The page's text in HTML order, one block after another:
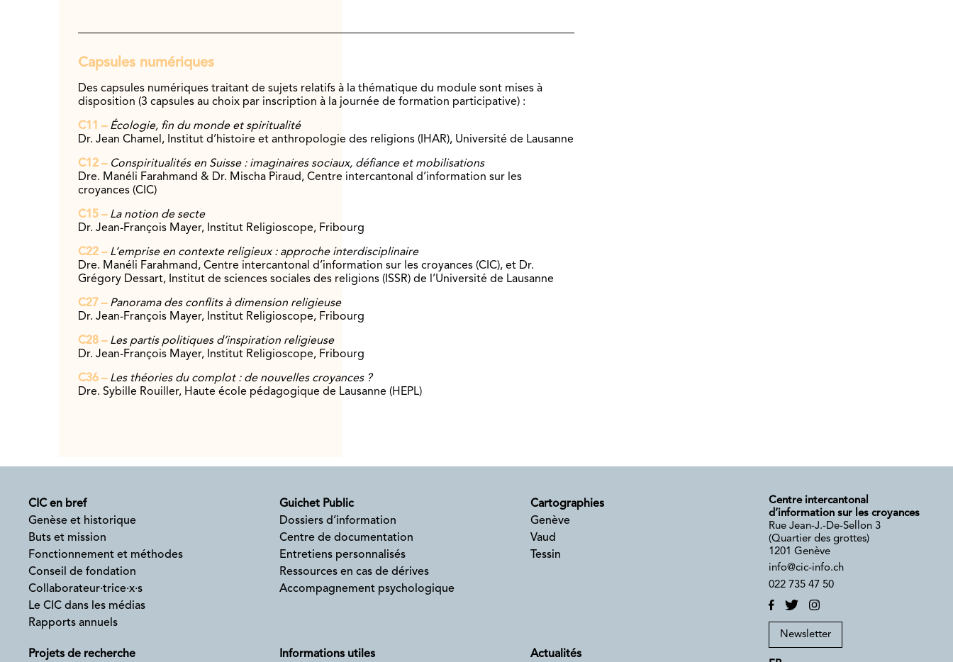
Capsules numériques
Des capsules numériques traitant de sujets relatifs à la thématique du module sont mises à
disposition (3 capsules au choix par inscription à la journée de formation participative) :
C11 – Écologie, fin du monde et spiritualité
Dr. Jean Chamel, Institut d’histoire et anthropologie des religions (IHAR), Université de Lausanne
C12 – Conspiritualités en Suisse : imaginaires sociaux, défiance et mobilisations
Dre. Manéli Farahmand & Dr. Mischa Piraud, Centre intercantonal d’information sur les
croyances (CIC)
C15 – La notion de secte
Dr. Jean-François Mayer, Institut Re ligioscope, Fribourg
C22 – L’emprise en contexte religieux : approche interdisciplinaire
Dre. Manéli Farahmand, Centre intercantonal d’information sur les croyances (CIC), et Dr.
Grégory Dessart, Institut de sciences sociales des religions (ISSR) de l’Université de Lausanne
C27 – Panorama des conflits à dimension religieuse
Dr. Jean-François Mayer, Institut Re ligioscope, Fribourg
C28 – Les partis politiques d’inspiration religieuse
Dr. Jean-François Mayer, Institut Re ligioscope, Fribourg
C36 – Les théories du complot : de nouvelles croyances ?
Dre. Sybille Rouiller, Haute école pédagogique de Lausanne (HEPL)
CIC en bref
Genèse et historique
Buts et mission
Fonctionnement et méthodes
Conseil de fondation
Collaborateur·trice·x·s
Le CIC dans les médias
Rapports annuels
Guichet Public
Dossiers d’information
Centre de documentation
Entretiens personnalisés
Ressources en cas de dérives
Accompagnement psychologique
Cartographies
Genève
Vaud
Tessin
Projets de recherche Informations utiles Actualités
Centre intercantonal
d’information sur les croyances
Rue Jean-J.-De-Sellon 3
(Quartier des grottes)
1201 Genève
info@cic-info.ch
022 735 47 50
Newsletter